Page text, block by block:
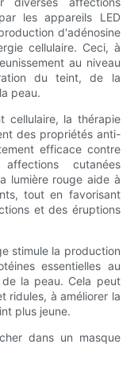
les appareils LED
d'adénosine
cellulaire. Ceci, à
au niveau
du teint, de la
peau.
cellulaire, la thérapie
des propriétés anti-
efficace contre
cutanées
lumière rouge aide à
tout en favorisant
et des éruptions
stimule la production
essentielles au
la peau. Cela peut
ridules, à améliorer la
plus jeune.
dans un masque